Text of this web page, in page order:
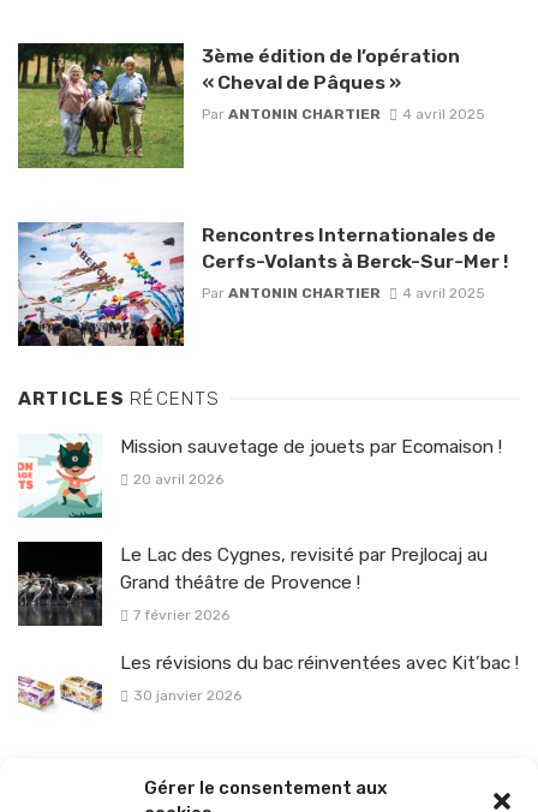
Gérer le consentement aux
3ème édition de l’opération
« Cheval de Pâques »
Par ANTONIN CHARTIER 4 avril 2025
Rencontres Internationales de
Cerfs-Volants à Berck-Sur-Mer !
Par ANTONIN CHARTIER 4 avril 2025
ARTICLES RÉCENTS
Mission sauvetage de jouets par Ecomaison !
20 avril 2026
Le Lac des Cygnes, revisité par Prejlocaj au
Grand théâtre de Provence !
7 février 2026
Les révisions du bac réinventées avec Kit’bac !
30 janvier 2026